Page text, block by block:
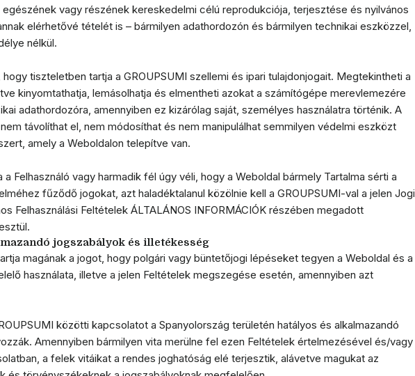
vagy részének kereskedelmi célú reprodukciója, terjesztése és nyilvános
elérhetővé tételét is – bármilyen adathordozón és bármilyen technikai eszközzel,
nélkül.
hogy tiszteletben tartja a GROUPSUMI szellemi és ipari tulajdonjogait. Megtekintheti a
kinyomtathatja, lemásolhatja és elmentheti azokat a számítógépe merevlemezére
adathordozóra, amennyiben ez kizárólag saját, személyes használatra történik. A
távolíthat el, nem módosíthat és nem manipulálhat semmilyen védelmi eszközt
amely a Weboldalon telepítve van.
a Felhasználó vagy harmadik fél úgy véli, hogy a Weboldal bármely Tartalma sérti a
fűződő jogokat, azt haladéktalanul közölnie kell a GROUPSUMI-val a jelen Jogi
Felhasználási Feltételek ÁLTALÁNOS INFORMÁCIÓK részében megadott
jogszabályok és illetékesség
magának a jogot, hogy polgári vagy büntetőjogi lépéseket tegyen a Weboldal és a
használata, illetve a jelen Feltételek megszegése esetén, amennyiben azt
közötti kapcsolatot a Spanyolország területén hatályos és alkalmazandó
Amennyiben bármilyen vita merülne fel ezen Feltételek értelmezésével és/vagy
a felek vitáikat a rendes joghatóság elé terjesztik, alávetve magukat az